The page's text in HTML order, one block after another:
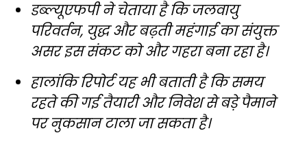
डब्ल्यूएफपी ने चेताया है कि जलवायु
परिवर्तन, युद्ध और बढ़ती महंगाई का संयुक्त
असर इस संकट को और गहरा बना रहा है।
हालांकि रिपोर्ट यह भी बताती है कि समय
रहते की गई तैयारी और निवेश से बड़े पैमाने
पर नुकसान टाला जा सकता है।